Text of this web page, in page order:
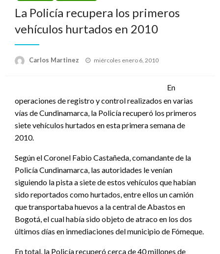
La Policía recupera los primeros
vehículos hurtados en 2010
Carlos Martinez
Publicado
miércoles enero 6, 2010
En
operaciones de registro y control realizados en varias
vías de Cundinamarca, la Policía recuperó los primeros
siete vehículos hurtados en esta primera semana de
2010.
Según el Coronel Fabio Castañeda, comandante de la
Policía Cundinamarca, las autoridades le venían
siguiendo la pista a siete de estos vehículos que habían
sido reportados como hurtados, entre ellos un camión
que transportaba huevos a la central de Abastos en
Bogotá, el cual había sido objeto de atraco en los dos
últimos días en inmediaciones del municipio de Fómeque.
En total, la Policía recuperó cerca de 40 millones de